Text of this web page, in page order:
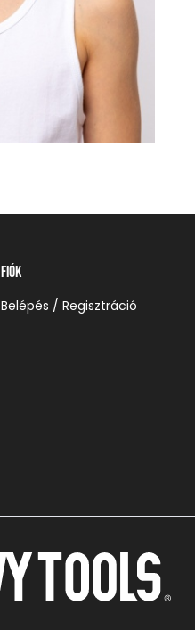
Fiók
Belépés / Regisztráció